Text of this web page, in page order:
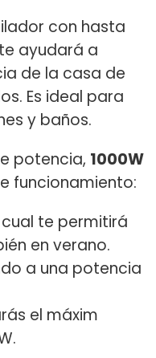
con hasta
ayudará a
de la casa de
Es ideal para
y baños.
potencia, 1000W
funcionamiento:
cual te permitirá
en verano.
a una potencia
el máxim